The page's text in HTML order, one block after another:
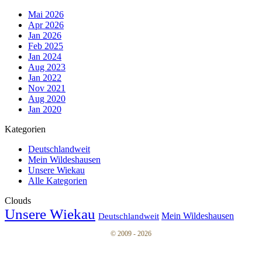
Mai 2026
Apr 2026
Jan 2026
Feb 2025
Jan 2024
Aug 2023
Jan 2022
Nov 2021
Aug 2020
Jan 2020
Kategorien
Deutschlandweit
Mein Wildeshausen
Unsere Wiekau
Alle Kategorien
Clouds
Unsere Wiekau Deutschlandweit Mein Wildeshausen
© 2009 - 2026